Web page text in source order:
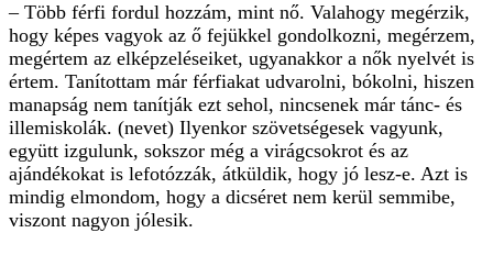
– Több férfi fordul hozzám, mint nő. Valahogy megérzik,
hogy képes vagyok az ő fejükkel gondolkozni, megérzem,
megértem az elképzeléseiket, ugyanakkor a nők nyelvét is
értem. Tanítottam már férfiakat udvarolni, bókolni, hiszen
manapság nem tanítják ezt sehol, nincsenek már tánc- és
illemiskolák. (nevet) Ilyenkor szövetségesek vagyunk,
együtt izgulunk, sokszor még a virágcsokrot és az
ajándékokat is lefotózzák, átküldik, hogy jó lesz-e. Azt is
mindig elmondom, hogy a dicséret nem kerül semmibe,
viszont nagyon jólesik.